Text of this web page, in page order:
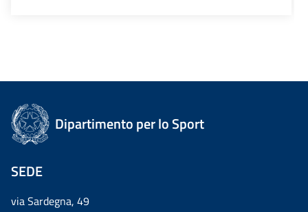
Dipartimento per lo Sport
SEDE
via Sardegna, 49